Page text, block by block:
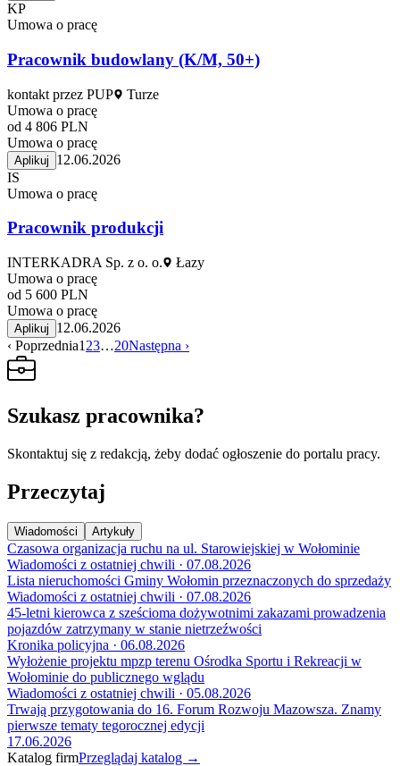
KP
Umowa o pracę
Pracownik budowlany (K/M, 50+)
kontakt przez PUP
Turze
Umowa o pracę
od 4 806 PLN
Umowa o pracę
Aplikuj
12.06.2026
IS
Umowa o pracę
Pracownik produkcji
INTERKADRA Sp. z o. o.
Łazy
Umowa o pracę
od 5 600 PLN
Umowa o pracę
Aplikuj
12.06.2026
‹ Poprzednia1 23…20Następna ›
Szukasz pracownika?
Skontaktuj się z redakcją, żeby dodać ogłoszenie do portalu pracy.
Przeczytaj
Wiadomości Artykuły
Czasowa organizacja ruchu na ul. Starowiejskiej w Wołominie
Wiadomości z ostatniej chwili · 07.08.2026
Lista nieruchomości Gminy Wołomin przeznaczonych do sprzedaży
Wiadomości z ostatniej chwili · 07.08.2026
45-letni kierowca z sześcioma dożywotnimi zakazami prowadzenia
pojazdów zatrzymany w stanie nietrzeźwości
Kronika policyjna · 06.08.2026
Wyłożenie projektu mpzp terenu Ośrodka Sportu i Rekreacji w
Wołominie do publicznego wglądu
Wiadomości z ostatniej chwili · 05.08.2026
Trwają przygotowania do 16. Forum Rozwoju Mazowsza. Znamy
pierwsze tematy tegorocznej edycji
17.06.2026
Katalog firmPrzeglądaj katalog →